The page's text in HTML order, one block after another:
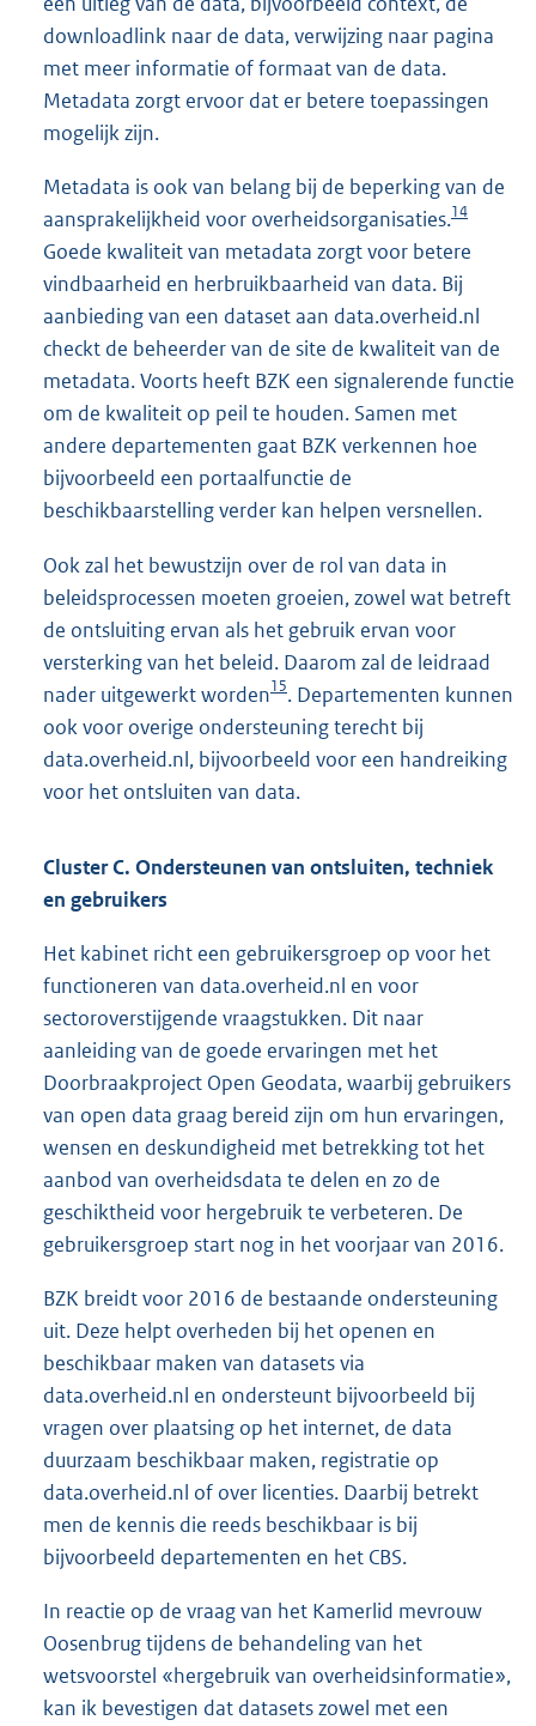
downloadlink naar de data, verwijzing naar pagina
met meer informatie of formaat van de data.
Metadata zorgt ervoor dat er betere toepassingen
mogelijk zijn.
Metadata is ook van belang bij de beperking van de
aansprakelijkheid voor overheidsorganisaties.14
Goede kwaliteit van metadata zorgt voor betere
vindbaarheid en herbruikbaarheid van data. Bij
aanbieding van een dataset aan data.overheid.nl
checkt de beheerder van de site de kwaliteit van de
metadata. Voorts heeft BZK een signalerende functie
om de kwaliteit op peil te houden. Samen met
andere departementen gaat BZK verkennen hoe
bijvoorbeeld een portaalfunctie de
beschikbaarstelling verder kan helpen versnellen.
Ook zal het bewustzijn over de rol van data in
beleidsprocessen moeten groeien, zowel wat betreft
de ontsluiting ervan als het gebruik ervan voor
versterking van het beleid. Daarom zal de leidraad
nader uitgewerkt worden15. Departementen kunnen
ook voor overige ondersteuning terecht bij
data.overheid.nl, bijvoorbeeld voor een handreiking
voor het ontsluiten van data.
Cluster C. Ondersteunen van ontsluiten, techniek
en gebruikers
Het kabinet richt een gebruikersgroep op voor het
functioneren van data.overheid.nl en voor
sectoroverstijgende vraagstukken. Dit naar
aanleiding van de goede ervaringen met het
Doorbraakproject Open Geodata, waarbij gebruikers
van open data graag bereid zijn om hun ervaringen,
wensen en deskundigheid met betrekking tot het
aanbod van overheidsdata te delen en zo de
geschiktheid voor hergebruik te verbeteren. De
gebruikersgroep start nog in het voorjaar van 2016.
BZK breidt voor 2016 de bestaande ondersteuning
uit. Deze helpt overheden bij het openen en
beschikbaar maken van datasets via
data.overheid.nl en ondersteunt bijvoorbeeld bij
vragen over plaatsing op het internet, de data
duurzaam beschikbaar maken, registratie op
data.overheid.nl of over licenties. Daarbij betrekt
men de kennis die reeds beschikbaar is bij
bijvoorbeeld departementen en het CBS.
In reactie op de vraag van het Kamerlid mevrouw
Oosenbrug tijdens de behandeling van het
wetsvoorstel «hergebruik van overheidsinformatie»,
kan ik bevestigen dat datasets zowel met een